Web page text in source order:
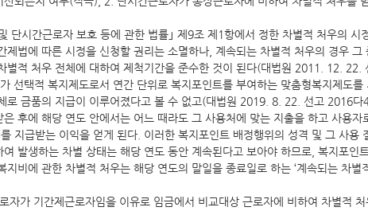
단시간근로자 보호 등에 관한 법률｣ 제9조 제1항에서 정한 차별적 처우의 시
제법에 따른 시정을 신청할 권리는 소멸하나, 계속되는 차별적 처우의 경우
별적 처우 전체에 대하여 제척기간을 준수한 것이 된다(대법원 2011. 12. 22.
선택적 복지제도로서 연간 단위로 복지포인트를 부여하는 맞춤형복지제도
로 금품의 지급이 이루어졌다고 볼 수 없고(대법원 2019. 8. 22. 선고 2016
은 후에 해당 연도 안에서는 어느 때라도 그 사용처에 맞는 지출을 하고 사용자
지급받는 이익을 얻게 된다. 이러한 복지포인트 배정행위의 성격 및 그 사용
여 발생하는 차별 상태는 해당 연도 동안 계속된다고 보아야 하므로, 복지포인
지비에 관한 차별적 처우는 해당 연도의 말일을 종료일로 하는 ‘계속되는 차별
자가 기간제근로자임을 이유로 임금에서 비교대상 근로자에 비하여 차별적